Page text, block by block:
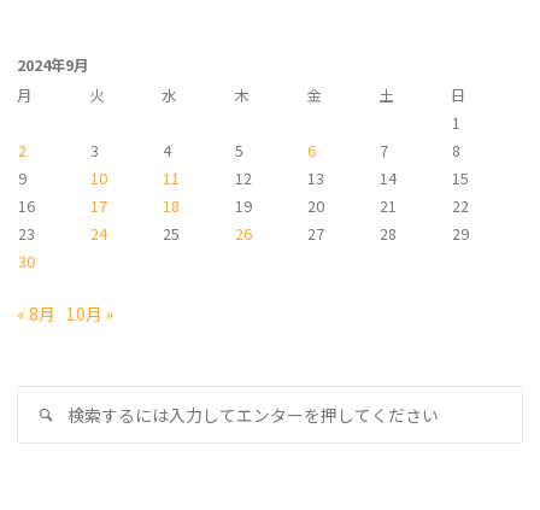
ブ
2024年9月
月
火 水 木 金 土
日
1
2
3 4 5 6 7
8
9
10 11 12 13 14
15
16
17 18 19 20 21
22
23
24 25 26 27 28
29
30
« 8月 10月 »
検